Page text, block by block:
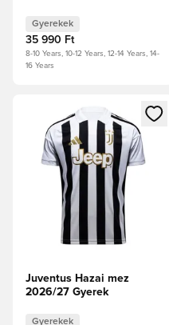
Gyerekek
35 990 Ft
8-10 Years, 10-12 Years, 12-14 Years, 14-
16 Years
Megnyit egy modált a
Juventus Hazai mez
2026/27 Gyerek
Gyerekek